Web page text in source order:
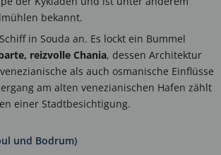
bekannt.
in Souda an. Es lockt ein Bummel
reizvolle Chania, dessen Architektur
als auch osmanische Einflüsse
am alten venezianischen Hafen zählt
einer Stadtbesichtigung.
und Bodrum)